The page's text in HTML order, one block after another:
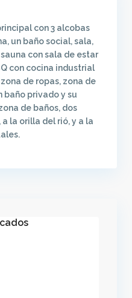
con 3 alcobas
un baño social, sala,
con sala de estar
con cocina industrial
de ropas, zona de
baño privado y su
de baños, dos
la orilla del rió, y a la